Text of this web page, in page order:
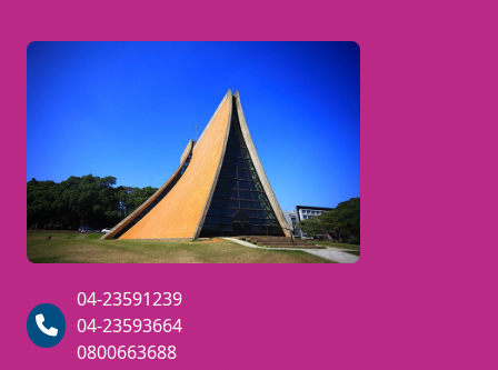
達意見、提出問題並進行簡單討
※Alvin老師初級英語會話系列課
程： 初級英語會話1A、1B (side b
y side book 1) －＞初級英語會話
2A、2B (side by side book 2)
04-23591239
04-23593664
0800663688